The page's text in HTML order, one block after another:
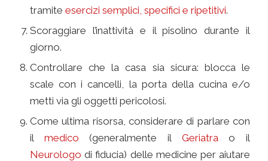
tramite esercizi semplici, specifici e ripetitivi.
Scoraggiare l’inattività e il pisolino durante il
giorno.
Controllare che la casa sia sicura: blocca le
scale con i cancelli, la porta della cucina e/o
metti via gli oggetti pericolosi.
Come ultima risorsa, considerare di parlare con
il medico (generalmente il Geriatrao il
Neurologo di fiducia) delle medicine per aiutare